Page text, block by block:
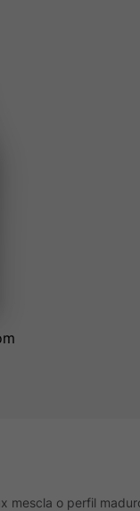
mescla o perfil